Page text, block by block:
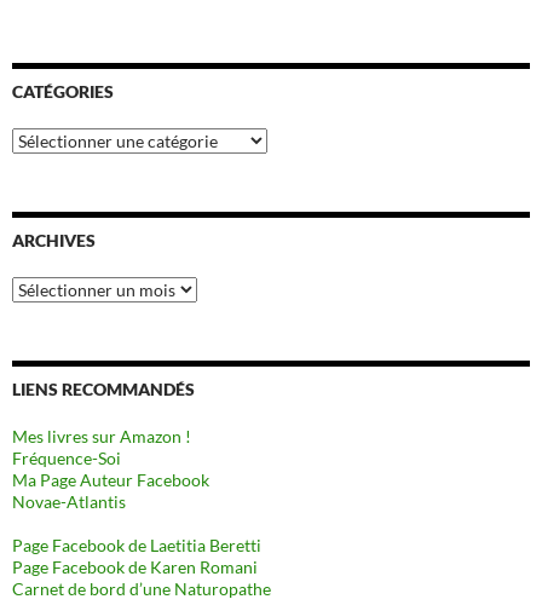
CATÉGORIES
Catégories
ARCHIVES
Archives
LIENS RECOMMANDÉS
Mes livres sur Amazon !
Fréquence-Soi
Ma Page Auteur Facebook
Novae-Atlantis
Page Facebook de Laetitia Beretti
Page Facebook de Karen Romani
Carnet de bord d’une Naturopathe